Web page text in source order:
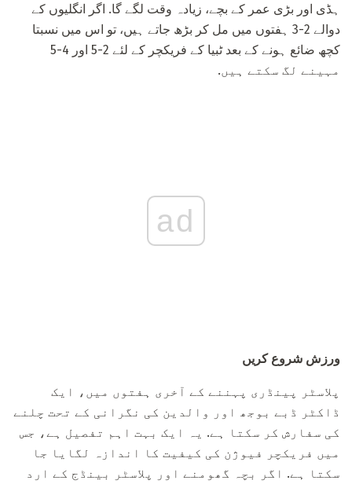
ہڈی اور بڑی عمر کے بچے، زیادہ وقت لگے گا. اگر انگلیوں کے
دوالے 2-3 ہفتوں میں مل کر بڑھ جاتے ہیں، تو اس میں نسبتا
کچھ ضائع ہونے کے بعد ٹبیا کے فریکچر کے لئے 2-5 اور 4-5
مہینے لگ سکتے ہیں.
ad
ورزش شروع کریں
پلاسٹر پینڈری پہننے کے آخری ہفتوں میں، ایک
ڈاکٹر ڈبے بوجھ اور والدین کی نگرانی کے تحت چلنے
کی سفارش کر سکتا ہے. یہ ایک بہت اہم تفصیل ہے، جس
میں فریکچر فیوژن کی کیفیت کا اندازہ لگایا جا
سکتا ہے. اگر بچہ گھومنے اور پلاسٹر بینڈج کے ارد